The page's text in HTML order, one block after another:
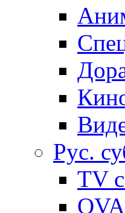
Рус.
TV
OVA